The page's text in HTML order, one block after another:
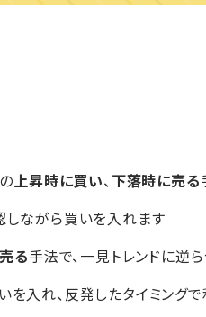
上昇時に買い、 下落時に売る
しながら買いを入れます
る手法で、一見トレンドに逆
入れ、反発したタイミング